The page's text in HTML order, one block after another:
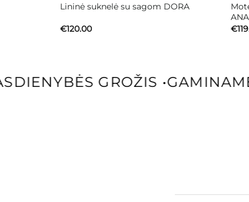
Lininė suknelė su sagom DORA
€120.00
ANA
€
GROŽIS•GAMINAME